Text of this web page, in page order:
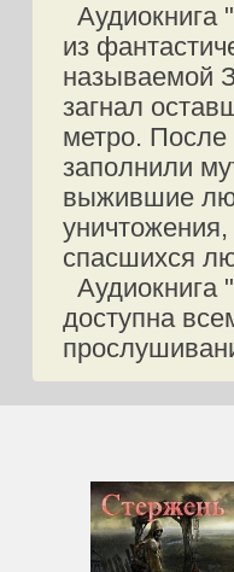
Аудиокнига
из
называемой
загнал
метро. После
заполнили
выжившие
спасшихся
Аудиокнига
доступна